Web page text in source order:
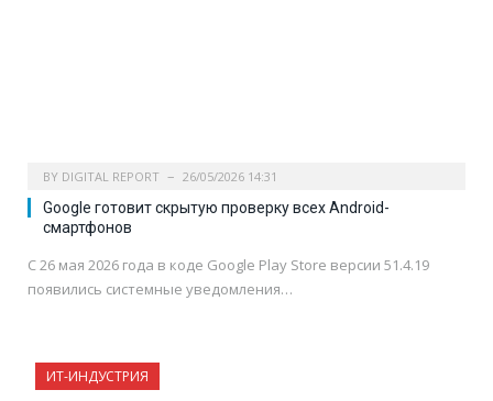
BY DIGITAL REPORT 26/05/2026 14:31
Google готовит скрытую проверку всех Android-
смартфонов
С 26 мая 2026 года в коде Google Play Store версии 51.4.19
появились системные уведомления…
ИТ-ИНДУСТРИЯ